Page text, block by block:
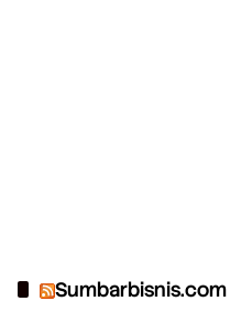
Sumbarbisnis.com